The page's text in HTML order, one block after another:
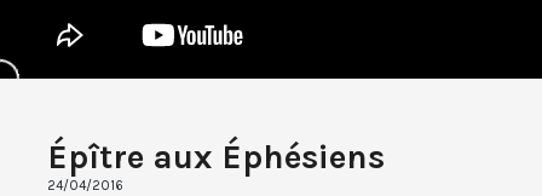
Épître aux Éphésiens
24/04/2016